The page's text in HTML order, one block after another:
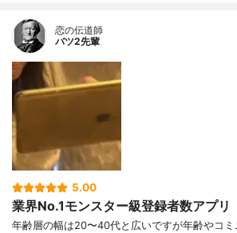
恋の伝道師
バツ2先輩
5.00
業界No.1モンスター級登録者数アプリ
年齢層の幅は20〜40代と広いですが年齢やコ